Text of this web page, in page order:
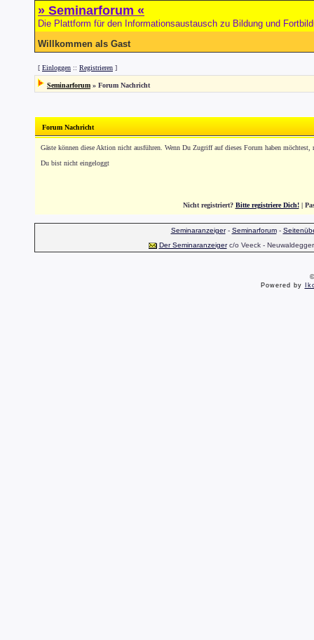
» Seminarforum «
Die Plattform für den Informationsaustausch zu Bildung und
Willkommen als Gast
[ Einloggen :: Registrieren ]
Seminarforum » Forum Nachricht
Forum Nachricht
Gäste können diese Aktion nicht ausführen. Wenn Du Zugriff auf dieses Forum haben
Du bist nicht eingeloggt
Nicht registriert? Bitte registriere Dich!|
Seminaranzeiger- Seminarforum-
Der Seminaranzeigerc/o Veeck -
Powered by